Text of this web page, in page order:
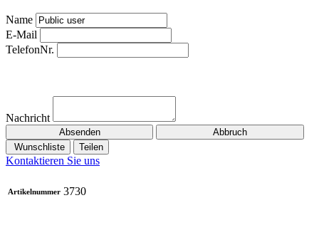
Name
E-Mail
TelefonNr.
Nachricht
Absenden
Abbruch
Wunschliste
Teilen
Kontaktieren Sie uns
Artikelnummer 3730